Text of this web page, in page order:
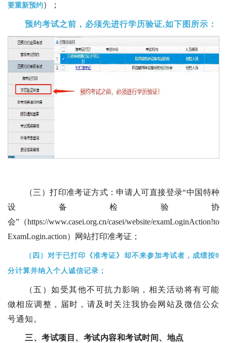
要重新预约）；
预约考试之前，必须先进行学历验证,如下图所示：
（三）打印准考证方式：申请人可直接登录“中国特种
设备检验协
会”（https://www.casei.org.cn/casei/website/examLoginAction!to
ExamLogin.action）网站打印准考证；
（四）对于已打印《准考证》却不来参加考试者 ， 成绩按0
分计算并纳入个人诚信记录 ；
（五）如受其他不可抗力影响，相关活动将有可能
做相应调整，届时，请及时关注我协会网站及微信公众
号通知。
三、考试项目、考试内容和考试时间、地点